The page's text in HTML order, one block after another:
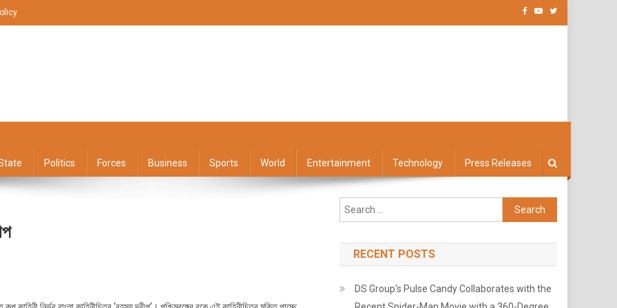
Politics Forces Business Sports World Entertainment Technology Press Releases
Search
for:
RECENT POSTS
DS Group's Pulse Candy Collaborates with the